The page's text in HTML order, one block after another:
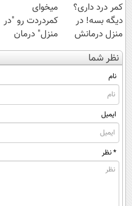
کمر درد داری؟
دیگه بسه! در
منزل درمانش
کن
(◀پرسش‌نامه)
میخوای
کمردردت رو "در
منزل" درمان
کنی؟ (◂فیلم +
◂پرسش‌نامه)
نظر شما
نام
ایمیل
* نظر